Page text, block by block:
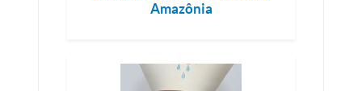
Amazônia